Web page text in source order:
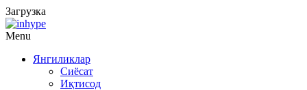
Загрузка
Menu
Янгиликлар
Сиёсат
Иқтисод